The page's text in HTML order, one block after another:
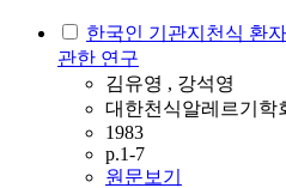
한국인 기관지천식 환
관한 연구
김유영 , 강석영
대한천식알레르기학
1983
p.1-7
원문보기